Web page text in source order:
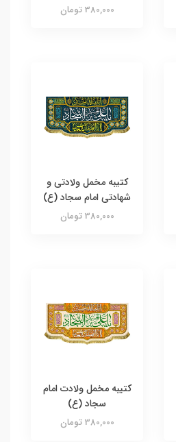
380,000 تومان
کتیبه مخمل ولادتی و
شهادتی امام سجاد (ع)
380,000 تومان
کتیبه مخمل ولادت امام
سجاد (ع)
380,000 تومان